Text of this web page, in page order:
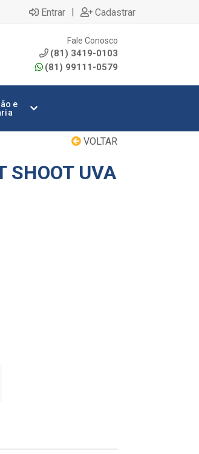
Entrar | Cadastrar
Fale Conosco
(81) 3419-0103
(81) 99111-0579
e
VOLTAR
SHOOT UVA